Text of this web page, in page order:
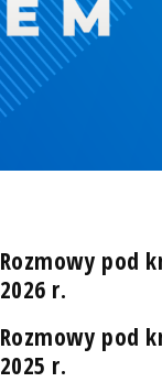
Rozmowy pod
2026 r.
Rozmowy pod
2025 r.